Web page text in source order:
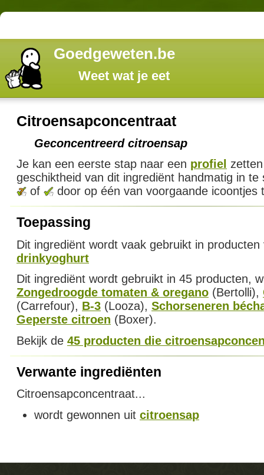
Goedgeweten.be
Weet wat je eet
Citroensapconcentraat
Geconcentreerd citroensap
Je kan een eerste stap naar een profiel
geschiktheid van dit ingrediënt handmatig in
of
door op één van voorgaande icoontjes
Toepassing
Dit ingrediënt wordt vaak gebruikt in
drinkyoghurt
Dit ingrediënt wordt gebruikt in 45 producten,
Zongedroogde tomaten & oregano (Bertolli),
(Carrefour), B-3 (Looza), Schorseneren
Geperste citroen (Boxer).
Bekijk de 45 producten die
Verwante ingrediënten
Citroensapconcentraat...
wordt gewonnen uit citroensap